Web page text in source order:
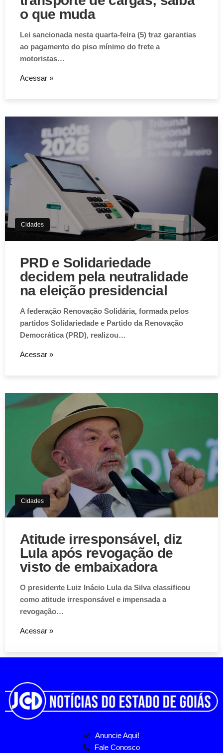
Aviso de Cookies!
Este website utiliza Cookies. Usamos cookies, garantindo
experiência única em nosso site.
Aceitar
o que muda
Lei sancionada nesta quarta-feira (5) traz garantias
ao pagamento do piso mínimo do frete a
motoristas…
Acessar »
Cidades
PRD e Solidariedade
decidem pela neutralidade
na eleição presidencial
A federação Renovação Solidária, formada pelos
partidos Solidariedade e Partido da Renovação
Democrática (PRD), realizou…
Acessar »
Cidades
Atitude irresponsável, diz
Lula após revogação de
visto de embaixadora
O presidente Luiz Inácio Lula da Silva classificou
como atitude irresponsável e impensada a
revogação…
Acessar »
Anuncie Aqui!
Fale Conosco